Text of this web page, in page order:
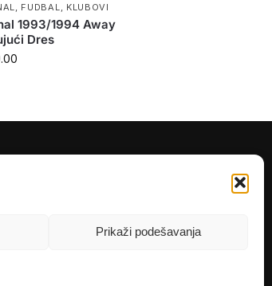
Prikaži podešavanja
FUDBAL KLUBOVI
1993/1994 Away
Dres